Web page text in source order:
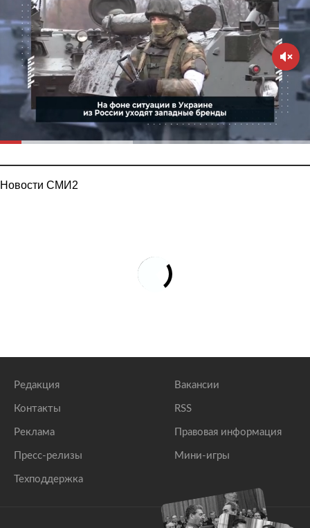
Новости СМИ2
Редакция
Контакты
Реклама
Пресс-релизы
Техподдержка
Вакансии
RSS
Правовая информация
Мини-игры